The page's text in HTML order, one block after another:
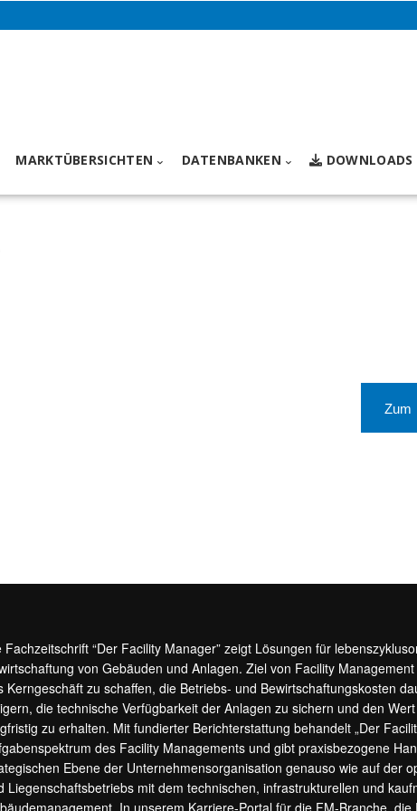
MARKTÜBERSICHTEN DATENBANKEN DOWNLOADS
Zum
Fachzeitschrift “Der Facility Manager” zeigt Lösungen für
von Gebäuden und Anlagen. Ziel von Facility
Kerngeschäft zu schaffen, die Betriebs- und Bewirtschaftungskosten
die technische Verfügbarkeit der Anlagen zu sichern und den
zu erhalten. Mit fundierter Berichterstattung behandelt „Der
des Facility Managements und gibt praxisbezogene
Ebene der Unternehmensorganisation genauso wie auf der
Liegenschaftsbetriebs mit dem technischen, infrastrukturellen und